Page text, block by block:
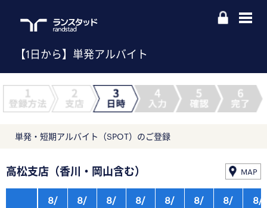
【1日から】単発アルバイト
単発・短期アルバイト（SPOT）のご登録
高松支店（香川・岡山含む） MAP
8/
8/
8/
8/
8/
8/
8/
8/